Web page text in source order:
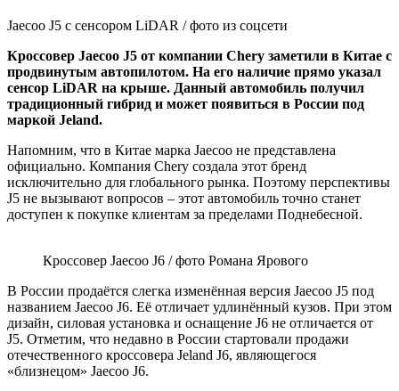
Jaecoo J5 с сенсором LiDAR / фото из соцсети
Кроссовер Jaecoo J5 от компании Chery заметили в Китае с
продвинутым автопилотом. На его наличие прямо указал
сенсор LiDAR на крыше. Данный автомобиль получил
традиционный гибрид и может появиться в России под
маркой Jeland.
Напомним, что в Китае марка Jaecoo не представлена
официально. Компания Chery создала этот бренд
исключительно для глобального рынка. Поэтому перспективы
J5 не вызывают вопросов – этот автомобиль точно станет
доступен к покупке клиентам за пределами Поднебесной.
Кроссовер Jaecoo J6 / фото Романа Ярового
В России продаётся слегка изменённая версия Jaecoo J5 под
названием Jaecoo J6. Её отличает удлинённый кузов. При этом
дизайн, силовая установка и оснащение J6 не отличается от
J5. Отметим, что недавно в России стартовали продажи
отечественного кроссовера Jeland J6, являющегося
«близнецом» Jaecoo J6.